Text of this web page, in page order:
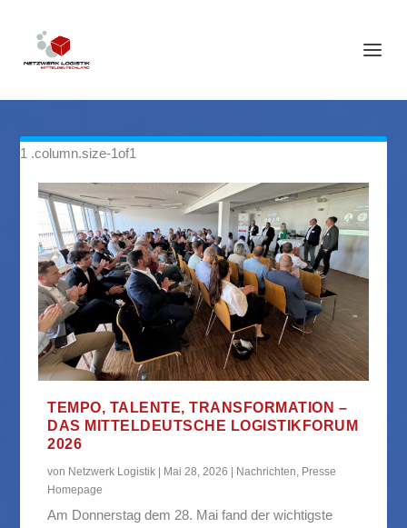
TEMPO, TALENTE, TRANSFORMATION –
DAS MITTELDEUTSCHE LOGISTIKFORUM
2026
von Netzwerk Logistik | Mai 28, 2026 | Nachrichten Presse
Homepage
Am Donnerstag dem 28. Mai fand der wichtigste